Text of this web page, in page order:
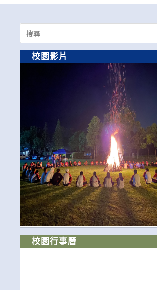
Search
for:
校園影片
校園行事曆